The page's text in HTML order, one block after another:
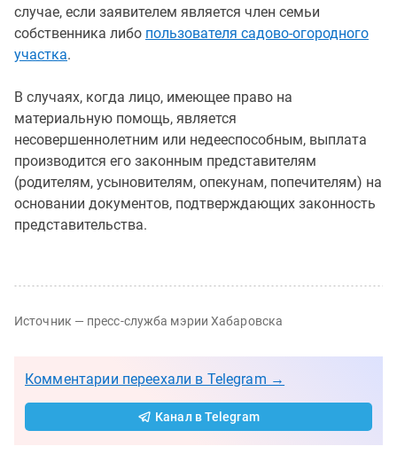
случае, если заявителем является член семьи
собственника либо пользователя садово-огородного
участка.
В случаях, когда лицо, имеющее право на
материальную помощь, является
несовершеннолетним или недееспособным, выплата
производится его законным представителям
(родителям, усыновителям, опекунам, попечителям) на
основании документов, подтверждающих законность
представительства.
Источник — пресс-служба мэрии Хабаровска
Комментарии переехали в Telegram →
Канал в Telegram